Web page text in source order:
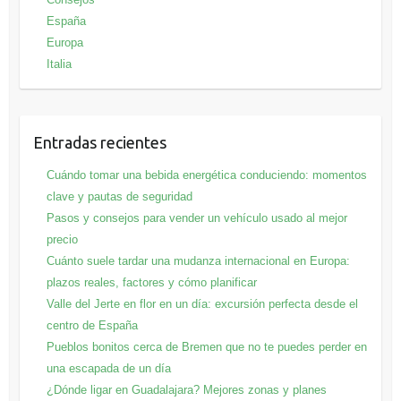
España
Europa
Italia
Entradas recientes
Cuándo tomar una bebida energética conduciendo: momentos
clave y pautas de seguridad
Pasos y consejos para vender un vehículo usado al mejor
precio
Cuánto suele tardar una mudanza internacional en Europa:
plazos reales, factores y cómo planificar
Valle del Jerte en flor en un día: excursión perfecta desde el
centro de España
Pueblos bonitos cerca de Bremen que no te puedes perder en
una escapada de un día
¿Dónde ligar en Guadalajara? Mejores zonas y planes​